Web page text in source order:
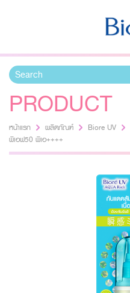
PRODUCT
หน้าแรก ผลิตภัณฑ์ Biore UV
พีเอฟ50 พีเอ++++